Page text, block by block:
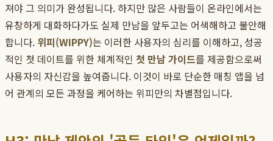
져야 그 의미가 완성됩니다. 하지만 많은 사람들이 온라인에서는
유창하게 대화하다가도 실제 만남을 앞두고는 어색해하고 불안해
합니다. 위피(WIPPY)는 이러한 사용자의 심리를 이해하고, 성공
적인 첫 데이트를 위한 체계적인 첫 만남 가이드를 제공함으로써
사용자의 자신감을 높여줍니다. 이것이 바로 단순한 매칭 앱을 넘
어 관계의 모든 과정을 케어하는 위피만의 차별점입니다.